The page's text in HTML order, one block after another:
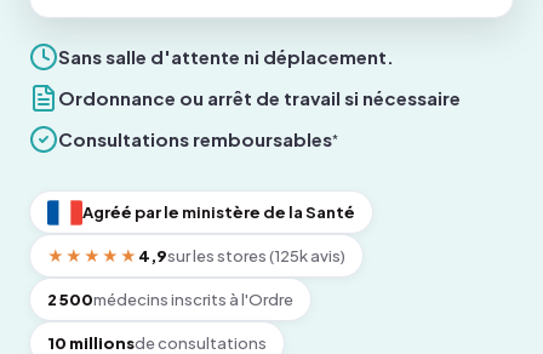
Sans salle d'attente ni déplacement.
Ordonnance ou arrêt de travail si nécessaire
Consultations remboursables*
Agréé par le ministère de la Santé
★★★★★ 4,9sur les stores (125k avis)
2 500médecins inscrits à l'Ordre
10 millionsde consultations